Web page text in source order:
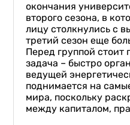
окончания
второго сезона, в
лицу столкнулись с
третий сезон еще
Перед группой стоит
задача – быстро
ведущей
поднимается на
мира, поскольку
между капиталом,